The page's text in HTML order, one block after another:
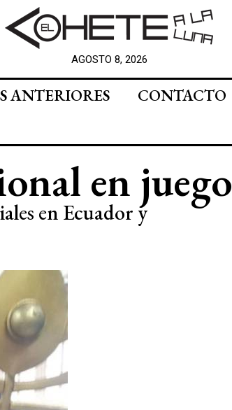
AGOSTO 8, 2026
ANTERIORES
CONTACTO
en juego
en Ecuador y